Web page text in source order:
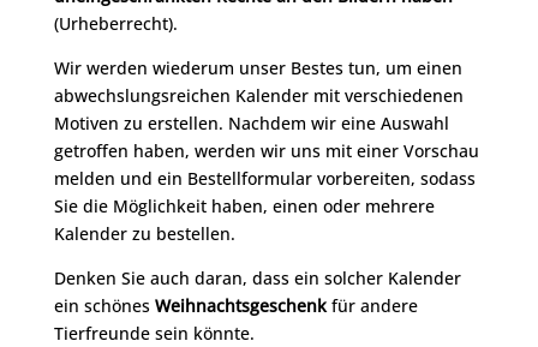
(Urheberrecht).
Wir werden wiederum unser Bestes tun, um einen
abwechslungsreichen Kalender mit verschiedenen
Motiven zu erstellen. Nachdem wir eine Auswahl
getroffen haben, werden wir uns mit einer Vorschau
melden und ein Bestellformular vorbereiten, sodass
Sie die Möglichkeit haben, einen oder mehrere
Kalender zu bestellen.
Denken Sie auch daran, dass ein solcher Kalender
ein schönes Weihnachtsgeschenkfür andere
Tierfreunde sein könnte.